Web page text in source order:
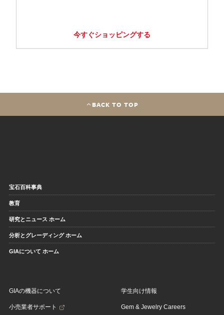
今すぐショッピングする
BACK TO TOP
宝石百科事典
教育
研究とニュース ホーム
分析とグレーディング ホーム
GIAについて ホーム
GIAの機器について
小売業者サポート
学生向け情報
Gem & Jewelry Careers